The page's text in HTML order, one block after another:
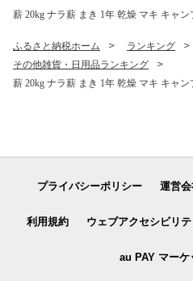
薪 20kg ナラ薪 まき 1年 乾燥 マキ キャ
ふるさと納税ホーム ランキング
その他雑貨・日用品ランキング
薪 20kg ナラ薪 まき 1年 乾燥 マキ キャ
プライバシーポリシー 運営
利用規約 ウェブアクセシビリ
au PAY マーケ